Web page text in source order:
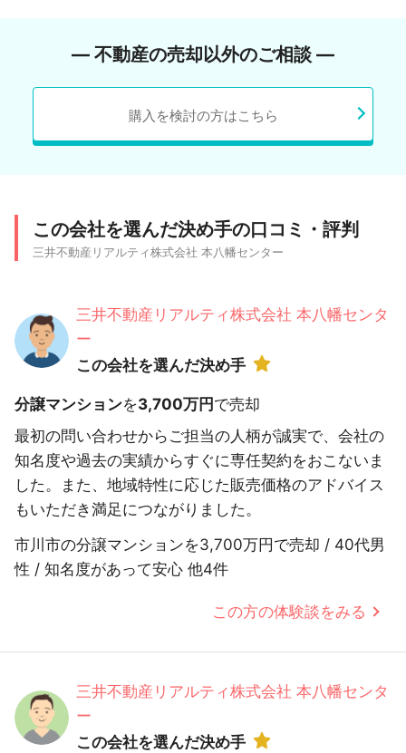
― 不動産の売却以外のご相談 ―
購入を検討の方はこちら
この会社を選んだ決め手の口コミ・評判
三井不動産リアルティ株式会社 本八幡センター
三井不動産リアルティ株式会社 本八幡センタ
ー
この会社を選んだ決め手
分譲マンションを3,700万円 で売却
最初の問い合わせからご担当の人柄が誠実で、会社の
知名度や過去の実績からすぐに専任契約をおこないま
した。また、地域特性に応じた販売価格のアドバイス
もいただき満足につながりました。
市川市の分譲マンションを3,700万円で売却 / 40代男
性 / 知名度があって安心 他4件
この方の体験談をみる
三井不動産リアルティ株式会社 本八幡センタ
ー
この会社を選んだ決め手